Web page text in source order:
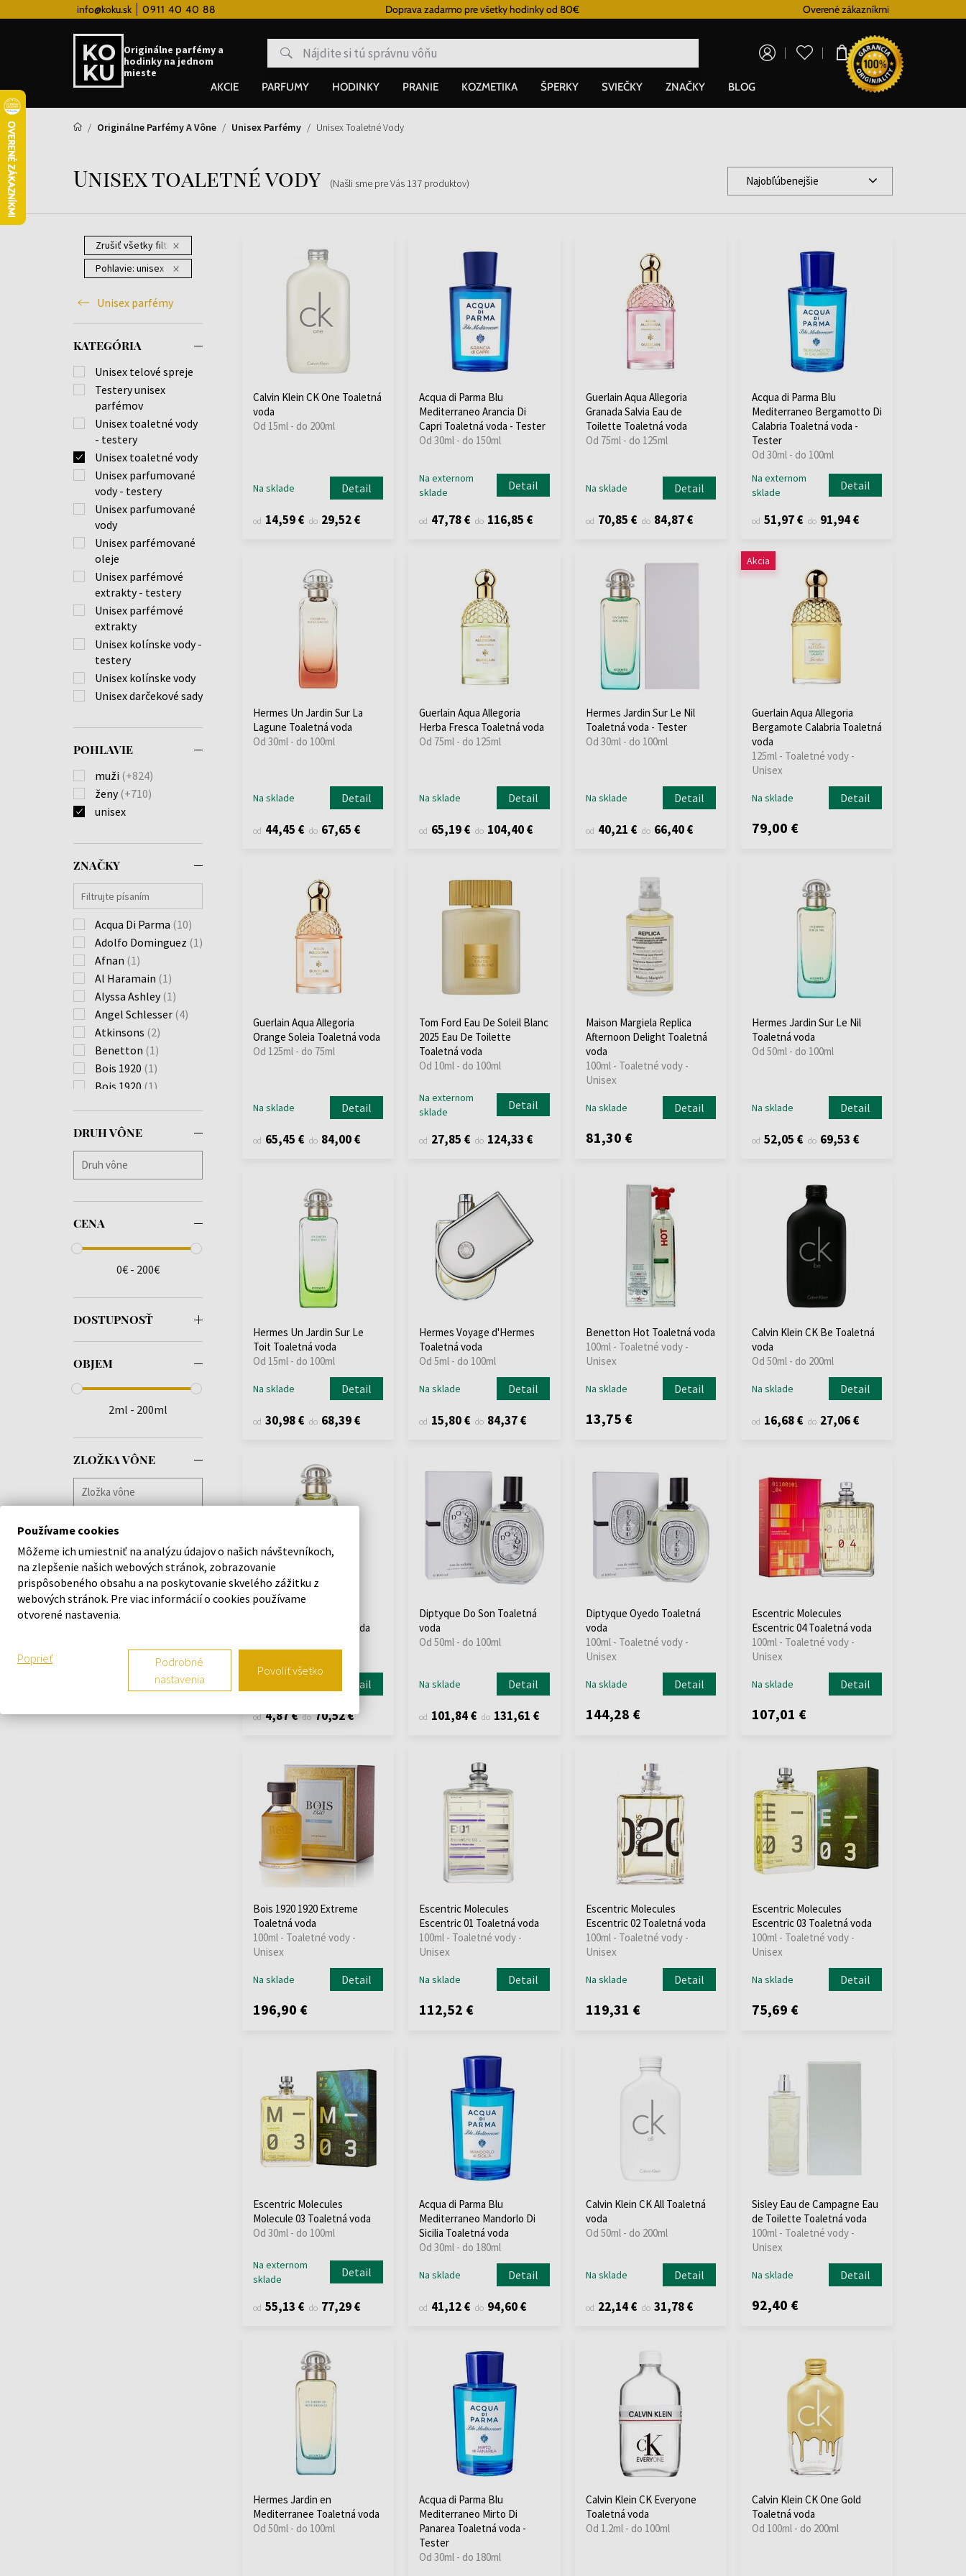
info@koku.sk 0911 40 40 88Vernostný systém Doprava zadarmo pre všetky hodinky od 80€ Overené zákazníkmi
Originálne parfémy a
hodinky na jednom
mieste
0,00 €
AKCIE PARFUMY HODINKY PRANIE KOZMETIKA ŠPERKY SVIEČKY ZNAČKY BLOG
Originálne Parfémy A Vône Unisex Parfémy Unisex Toaletné Vody
Unisex toaletné vody (Našli sme pre Vás 137 produktov) Najobľúbenejšie
Zrušiť všetky filtre
Pohlavie: unisex
Unisex parfémy
KATEGÓRIA
Unisex telové spreje
Testery unisex
parfémov
Unisex toaletné vody
- testery
Unisex toaletné vody
Unisex parfumované
vody - testery
Unisex parfumované
vody
Unisex parfémované
oleje
Unisex parfémové
extrakty - testery
Unisex parfémové
extrakty
Unisex kolínske vody -
testery
Unisex kolínske vody
Unisex darčekové sady
POHLAVIE
muži (+824)
ženy(+710)
unisex
ZNAČKY
Acqua Di Parma (10)
Adolfo Dominguez (1)
Afnan (1)
Al Haramain (1)
Alyssa Ashley(1)
Angel Schlesser (4)
Atkinsons (2)
Benetton (1)
Bois 1920 (1)
Bois 1920 (1)
Diesel(2)
Diptyque
Escentric Molecules
Frederic Malle
Giorgio Armani(2)
Goutal
(2)
Guess(3)
Hermes(14)
Lancaster
LE COUVENT(1)
Loewe (1)
Firenze(2)
Maison Francis
Kurkdjian(1)
Maison Margiela
Monotheme(6)
Nicolai Parfumeur
Createur
Paco Rabanne(1)
Penhaligon's(2)
Police (3)
Ralph Lauren
Tartine et Chocolat
The Different
Thierry Mugler(1)
DRUH VÔNE
CENA
0€ - 200€
DOSTUPNOSŤ
OBJEM
2ml - 200ml
ZLOŽKA VÔNE
Calvin Klein CK One Toaletná
voda
Od 15ml - do 200ml
Na sklade Detail
od 14,59 € do 29,52 €
Acqua di Parma Blu
Mediterraneo Arancia Di
Capri Toaletná voda - Tester
Od 30ml - do 150ml
Na externom
sklade
Detail
od 47,78 € do 116,85 €
Guerlain Aqua Allegoria
Granada Salvia Eau de
Toilette Toaletná voda
Od 75ml - do 125ml
Na sklade Detail
od 70,85 € do 84,87 €
Acqua di Parma Blu
Mediterraneo Bergamotto Di
Calabria Toaletná voda -
Tester
Od 30ml - do 100ml
Na externom
sklade
Detail
od 51,97 € do 91,94 €
Hermes Un Jardin Sur La
Lagune Toaletná voda
Od 30ml - do 100ml
Na sklade Detail
od 44,45 € do 67,65 €
Guerlain Aqua Allegoria
Herba Fresca Toaletná voda
Od 75ml - do 125ml
Na sklade Detail
od 65,19 € do 104,40 €
Hermes Jardin Sur Le Nil
Toaletná voda - Tester
Od 30ml - do 100ml
Na sklade Detail
od 40,21 € do 66,40 €
Akcia
Guerlain Aqua Allegoria
Bergamote Calabria Toaletná
voda
125ml - Toaletné vody -
Unisex
Na sklade Detail
79,00 €
Guerlain Aqua Allegoria
Orange Soleia Toaletná voda
Od 125ml - do 75ml
Na sklade Detail
od 65,45 € do 84,00 €
Tom Ford Eau De Soleil Blanc
2025 Eau De Toilette
Toaletná voda
Od 10ml - do 100ml
Na externom
sklade
Detail
od 27,85 € do 124,33 €
Maison Margiela Replica
Afternoon Delight Toaletná
voda
100ml - Toaletné vody -
Unisex
Na sklade Detail
81,30 €
Hermes Jardin Sur Le Nil
Toaletná voda
Od 50ml - do 100ml
Na sklade Detail
od 52,05 € do 69,53 €
Hermes Un Jardin Sur Le
Toit Toaletná voda
Od 15ml - do 100ml
Na sklade Detail
od 30,98 € do 68,39 €
Hermes Voyage d'Hermes
Toaletná voda
Od 5ml - do 100ml
Na sklade Detail
od 15,80 € do 84,37 €
Benetton Hot Toaletná voda
100ml - Toaletné vody -
Unisex
Na sklade Detail
13,75 €
Calvin Klein CK Be Toaletná
voda
Od 50ml - do 200ml
Na sklade Detail
od 16,68 € do 27,06 €
Monsieur Li Toaletná voda
Detail
od4,87 € do70,52 €
Diptyque Do Son Toaletná
voda
Od 50ml - do 100ml
Na sklade Detail
od 101,84 € do 131,61 €
Diptyque Oyedo Toaletná
voda
100ml - Toaletné vody -
Unisex
Na sklade Detail
144,28 €
Escentric Molecules
Escentric 04 Toaletná voda
100ml - Toaletné vody -
Unisex
Na sklade Detail
107,01 €
Bois 1920 1920 Extreme
Toaletná voda
100ml - Toaletné vody -
Unisex
Na sklade Detail
196,90 €
Escentric Molecules
Escentric 01 Toaletná voda
100ml - Toaletné vody -
Unisex
Na sklade Detail
112,52 €
Escentric Molecules
Escentric 02 Toaletná voda
100ml - Toaletné vody -
Unisex
Na sklade Detail
119,31 €
Escentric Molecules
Escentric 03 Toaletná voda
100ml - Toaletné vody -
Unisex
Na sklade Detail
75,69 €
Escentric Molecules
Molecule 03 Toaletná voda
Od 30ml - do 100ml
Na externom
sklade
Detail
od 55,13 € do 77,29 €
Acqua di Parma Blu
Mediterraneo Mandorlo Di
Sicilia Toaletná voda
Od 30ml - do 180ml
Na sklade Detail
od 41,12 € do 94,60 €
Calvin Klein CK All Toaletná
voda
Od 50ml - do 200ml
Na sklade Detail
od 22,14 € do 31,78 €
Sisley Eau de Campagne Eau
de Toilette Toaletná voda
100ml - Toaletné vody -
Unisex
Na sklade Detail
92,40 €
Hermes Jardin en
Mediterranee Toaletná voda
Od 50ml - do 100ml
Acqua di Parma Blu
Mediterraneo Mirto Di
Panarea Toaletná voda -
Tester
Od 30ml - do 180ml
Calvin Klein CK Everyone
Toaletná voda
Od 1.2ml - do 100ml
Calvin Klein CK One Gold
Toaletná voda
Od 100ml - do 200ml
Používame cookies
Môžeme ich umiestniť na analýzu údajov o našich návštevníkoch,
na zlepšenie našich webových stránok, zobrazovanie
prispôsobeného obsahu a na poskytovanie skvelého zážitku z
webových stránok. Pre viac informácií o cookies používame
otvorené nastavenia.
Poprieť
Podrobné
nastavenia
Povoliť všetko